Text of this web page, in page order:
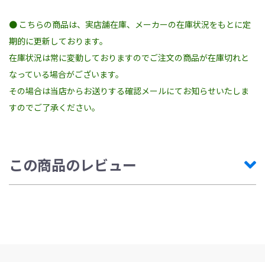
● こちらの商品は、実店舗在庫、メーカーの在庫状況をもとに定
期的に更新しております。
在庫状況は常に変動しておりますのでご注文の商品が在庫切れと
なっている場合がございます。
その場合は当店からお送りする確認メールにてお知らせいたしま
すのでご了承ください。
この商品のレビュー